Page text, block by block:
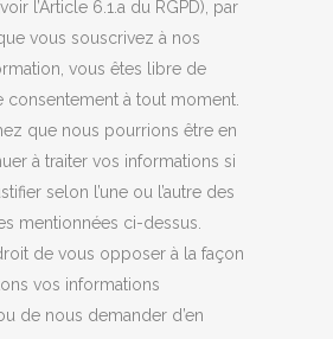
l’Article 6.1.a du RGPD), par
vous souscrivez à nos
vous êtes libre de
consentement à tout moment.
que nous pourrions être en
à traiter vos informations si
selon l’une ou l’autre des
mentionnées ci-dessus.
de vous opposer à la façon
vos informations
de nous demander d’en